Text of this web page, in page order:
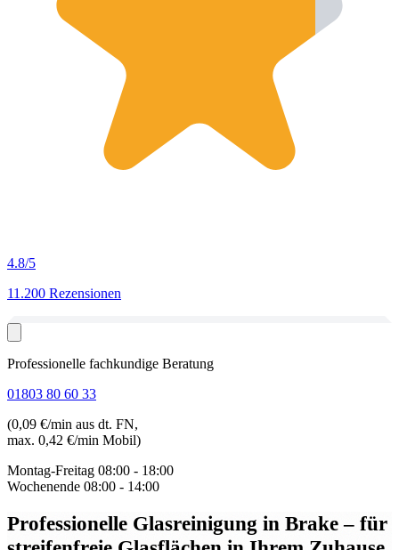
4.8/5
11.200 Rezensionen
Professionelle fachkundige Beratung
01803 80 60 33
(0,09 €/min aus dt. FN,
max. 0,42 €/min Mobil)
Montag-Freitag 08:00 - 18:00
Wochenende 08:00 - 14:00
Professionelle Glasreinigung in Brake– für